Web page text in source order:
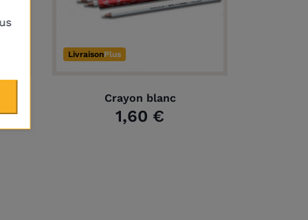
LivraisonPlus
Crayon blanc
1,60 €